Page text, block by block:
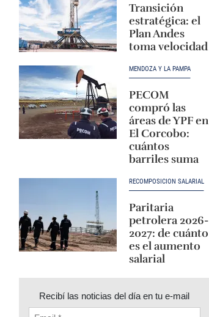
Transición
estratégica: el
Plan Andes
toma velocidad
MENDOZA Y LA PAMPA
PECOM
compró las
áreas de YPF en
El Corcobo:
cuántos
barriles suma
RECOMPOSICIÓN SALARIAL
Paritaria
petrolera 2026-
2027: de cuánto
es el aumento
salarial
Recibí las noticias del día en tu e-mail